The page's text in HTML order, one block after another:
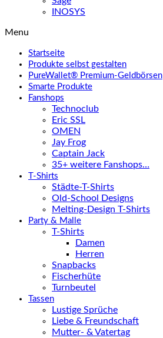
INOSYS
Menu
Startseite
Produkte selbst gestalten
PureWallet® Premium-Geldbörsen
Smarte Produkte
Fanshops
Technoclub
Eric SSL
OMEN
Jay Frog
Captain Jack
35+ weitere Fanshops…
T-Shirts
Städte-T-Shirts
Old-School Designs
Melting-Design T-Shirts
Party & Malle
T-Shirts
Damen
Herren
Snapbacks
Fischerhüte
Turnbeutel
Tassen
Lustige Sprüche
Liebe & Freundschaft
Mutter- & Vatertag